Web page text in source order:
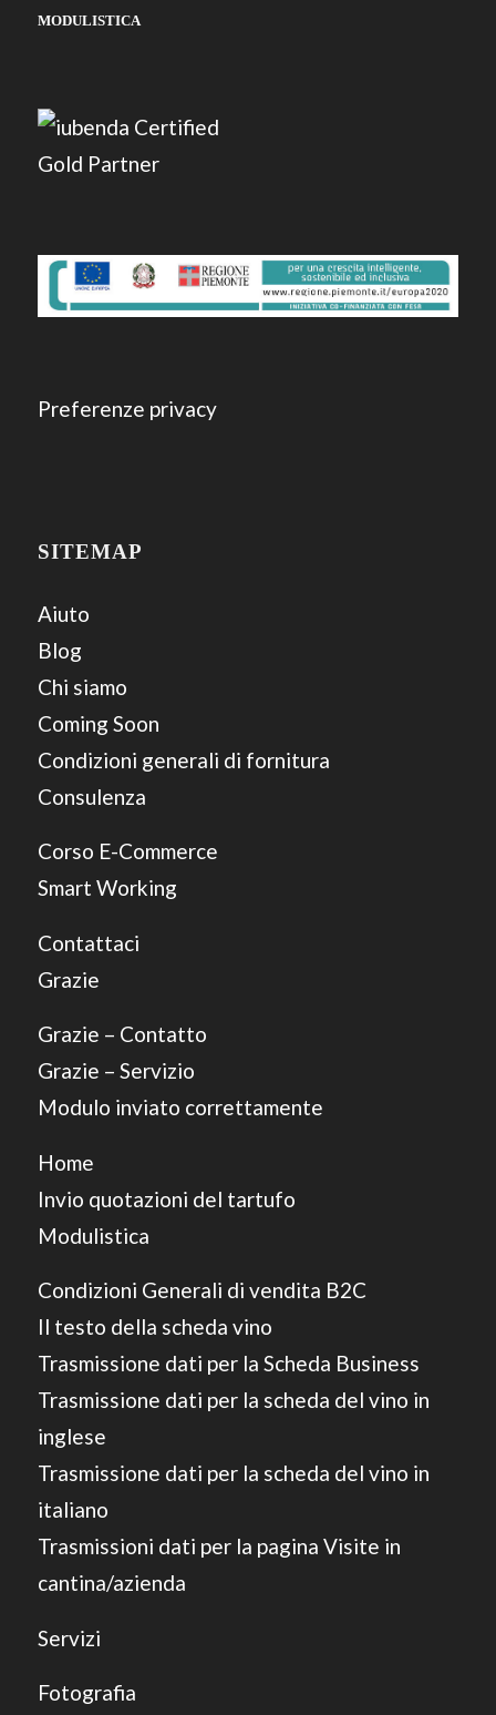
MODULISTICA
Preferenze privacy
SITEMAP
Aiuto
Blog
Chi siamo
Coming Soon
Condizioni generali di fornitura
Consulenza
Corso E-Commerce
Smart Working
Contattaci
Grazie
Grazie – Contatto
Grazie – Servizio
Modulo inviato correttamente
Home
Invio quotazioni del tartufo
Modulistica
Condizioni Generali di vendita B2C
Il testo della scheda vino
Trasmissione dati per la Scheda Business
Trasmissione dati per la scheda del vino in
inglese
Trasmissione dati per la scheda del vino in
italiano
Trasmissioni dati per la pagina Visite in
cantina/azienda
Servizi
Fotografia